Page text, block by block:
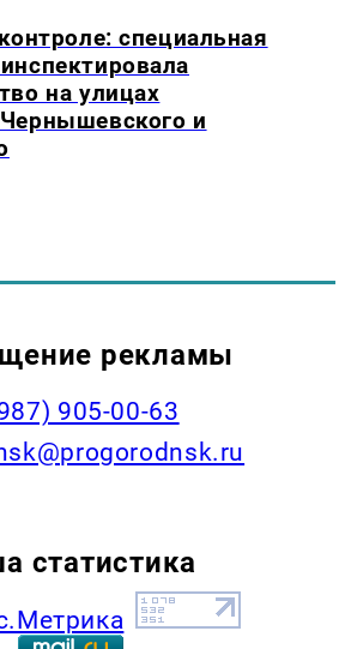
специальная
на улицах
и
рекламы
905-00-63
статистика